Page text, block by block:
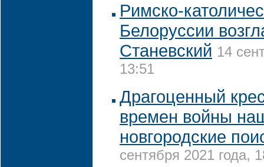
Римско-
Белоруссии
Станевский 14
13:51
Драгоценный
времен войны
новгородские
сентября 2021 года,